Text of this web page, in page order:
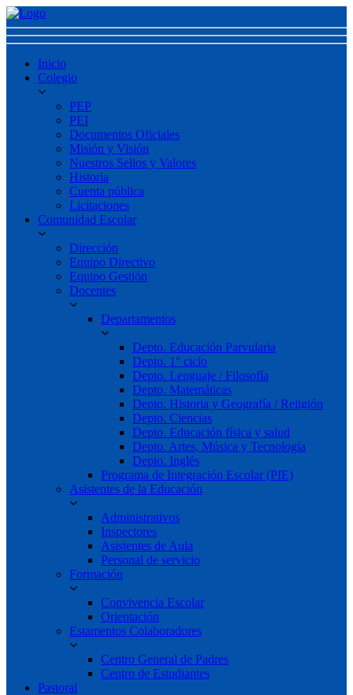
Inicio
Colegio
PEP
PEI
Documentos Oficiales
Misión y Visión
Nuestros Sellos y Valores
Historia
Cuenta pública
Licitaciones
Comunidad Escolar
Dirección
Equipo Directivo
Equipo Gestión
Docentes
Departamentos
Depto. Educación Parvularia
Depto. 1° ciclo
Depto. Lenguaje / Filosofía
Depto. Matemáticas
Depto. Historia y Geografía / Religión
Depto. Ciencias
Depto. Educación física y salud
Depto. Artes, Música y Tecnología
Depto. Inglés
Programa de Integración Escolar (PIE)
Asistentes de la Educación
Administrativos
Inspectores
Asistentes de Aula
Personal de servicio
Formación
Convivencia Escolar
Orientación
Estamentos Colaboradores
Centro General de Padres
Centro de Estudiantes
Pastoral